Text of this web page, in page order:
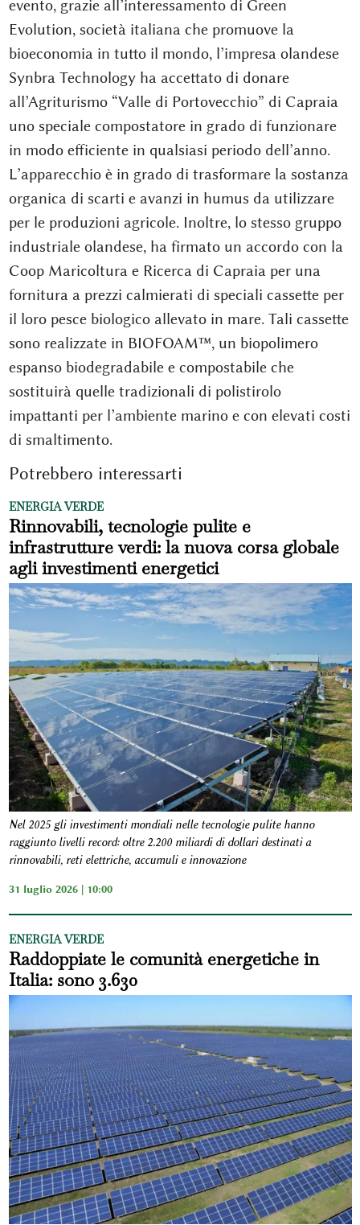
evento, grazie all’interessamento di Green
Evolution, società italiana che promuove la
bioeconomia in tutto il mondo, l’impresa olandese
Synbra Technology ha accettato di donare
all’Agriturismo “Valle di Portovecchio” di Capraia
uno speciale compostatore in grado di funzionare
in modo efficiente in qualsiasi periodo dell’anno.
L’apparecchio è in grado di trasformare la sostanza
organica di scarti e avanzi in humus da utilizzare
per le produzioni agricole. Inoltre, lo stesso gruppo
industriale olandese, ha firmato un accordo con la
Coop Maricoltura e Ricerca di Capraia per una
fornitura a prezzi calmierati di speciali cassette per
il loro pesce biologico allevato in mare. Tali cassette
sono realizzate in BIOFOAM™, un biopolimero
espanso biodegradabile e compostabile che
sostituirà quelle tradizionali di polistirolo
impattanti per l’ambiente marino e con elevati costi
di smaltimento.
Potrebbero interessarti
ENERGIA VERDE
Rinnovabili, tecnologie pulite e
infrastrutture verdi: la nuova corsa globale
agli investimenti energetici
Nel 2025 gli investimenti mondiali nelle tecnologie pulite hanno
raggiunto livelli record: oltre 2.200 miliardi di dollari destinati a
rinnovabili, reti elettriche, accumuli e innovazione
31 luglio 2026 | 10:00
ENERGIA VERDE
Raddoppiate le comunità energetiche in
Italia: sono 3.630